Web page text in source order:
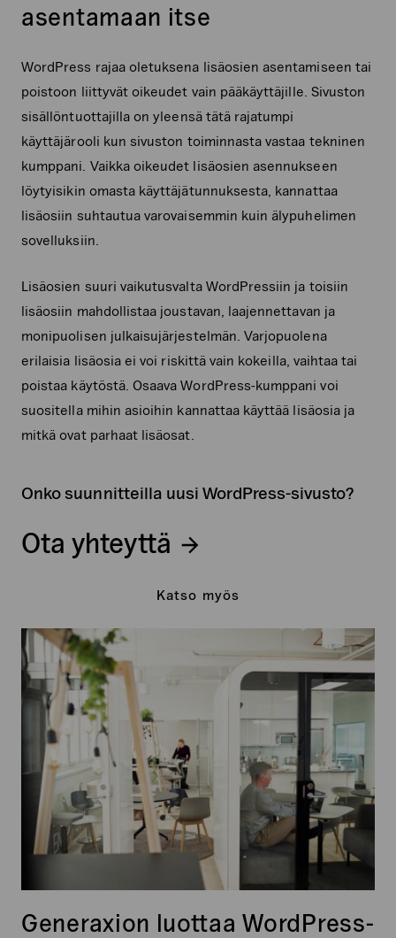
asentamaan itse
WordPress rajaa oletuksena lisäosien asentamiseen tai
poistoon liittyvät oikeudet vain pääkäyttäjille. Sivuston
sisällöntuottajilla on yleensä tätä rajatumpi
käyttäjärooli kun sivuston toiminnasta vastaa tekninen
kumppani. Vaikka oikeudet lisäosien asennukseen
löytyisikin omasta käyttäjätunnuksesta, kannattaa
lisäosiin suhtautua varovaisemmin kuin älypuhelimen
sovelluksiin.
Lisäosien suuri vaikutusvalta WordPressiin ja toisiin
lisäosiin mahdollistaa joustavan, laajennettavan ja
monipuolisen julkaisujärjestelmän. Varjopuolena
erilaisia lisäosia ei voi riskittä vain kokeilla, vaihtaa tai
poistaa käytöstä. Osaava WordPress-kumppani voi
suositella mihin asioihin kannattaa käyttää lisäosia ja
mitkä ovat parhaat lisäosat.
Onko suunnitteilla uusi WordPress-sivusto?
Ota yhteyttä
Katso myös
Generaxion
luottaa
WordPress-
sivustojen
hostingpalveluissa
Seravoon
Generaxion luottaa WordPress-